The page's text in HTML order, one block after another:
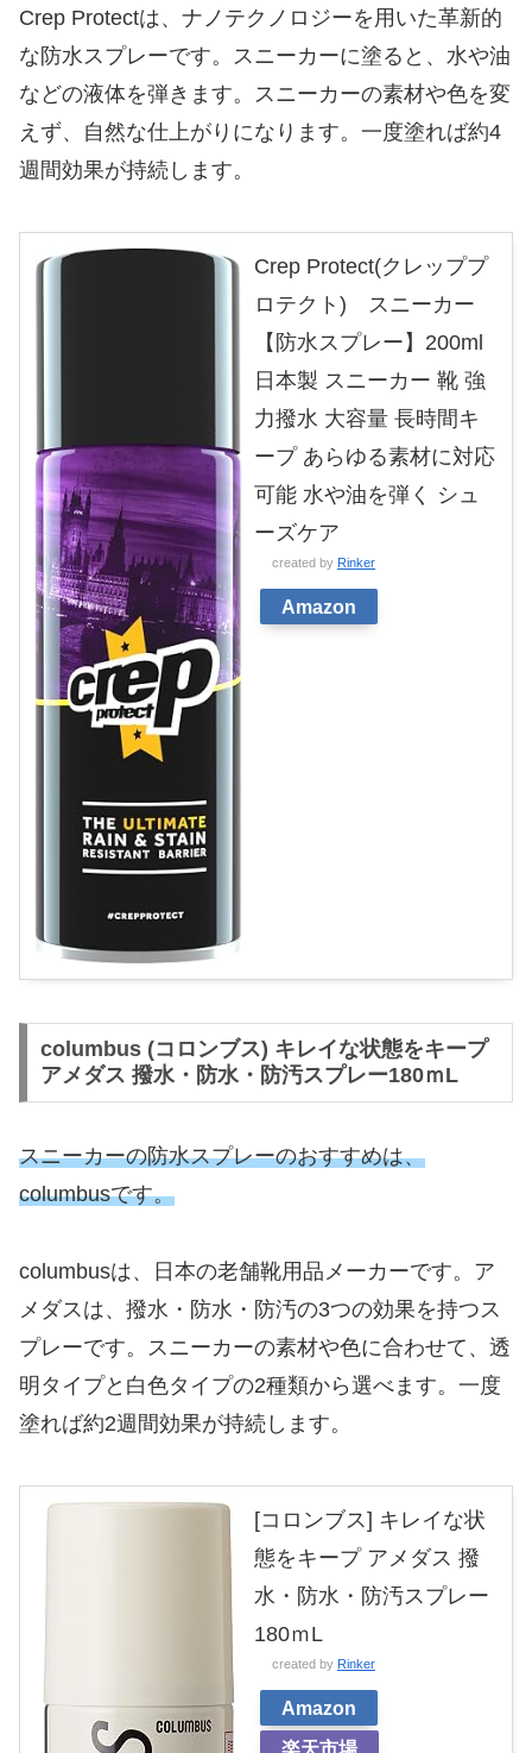
Crep Protectは、ナノテクノロジーを用いた革新的
な防水スプレーです。スニーカーに塗ると、水や油
などの液体を弾きます。スニーカーの素材や色を変
えず、自然な仕上がりになります。一度塗れば約4
週間効果が持続します。
Crep Protect(クレッププ
ロテクト) スニーカー
【防水スプレー】200ml
日本製 スニーカー 靴 強
力撥水 大容量 長時間キ
ープ あらゆる素材に対応
可能 水や油を弾く シュ
ーズケア
created by Rinker
Amazon
columbus (コロンブス) キレイな状態をキープ
アメダス 撥水・防水・防汚スプレー180ｍL
スニーカーの防水スプレーのおすすめは、
columbusです。
columbusは、日本の老舗靴用品メーカーです。ア
メダスは、撥水・防水・防汚の3つの効果を持つス
プレーです。スニーカーの素材や色に合わせて、透
明タイプと白色タイプの2種類から選べます。一度
塗れば約2週間効果が持続します。
[コロンブス] キレイな状
態をキープ アメダス 撥
水・防水・防汚スプレー
180ｍL
created by Rinker
Amazon
楽天市場